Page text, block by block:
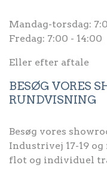
Mandag-torsdag:
Fredag: 7:00 - 14:00
Eller efter aftale
BESØG VORES
RUNDVISNING
Besøg vores
Industrivej 17-19
flot og individuel